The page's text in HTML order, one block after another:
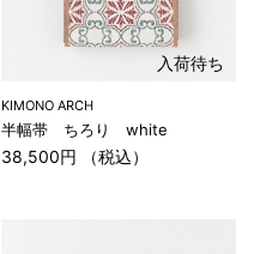
入荷待ち
KIMONO ARCH
半幅帯 ちろり white
38,500円 （税込）